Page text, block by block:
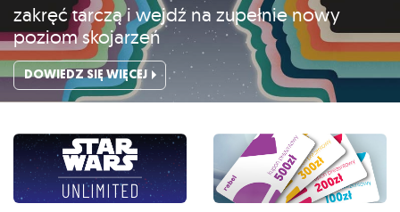
zakręć tarczą i wejdź na zupełnie nowy
poziom skojarzeń
DOWIEDZ SIĘ WIĘCEJ